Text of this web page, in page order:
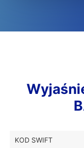
KOD SWIFT